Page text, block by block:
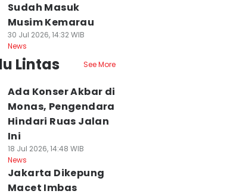
Sudah Masuk
Musim Kemarau
30 Jul 2026, 14:32 WIB
News
Lintas See More
Ada Konser Akbar di
Monas, Pengendara
Hindari Ruas Jalan
Ini
18 Jul 2026, 14:48 WIB
News
Jakarta Dikepung
Macet Imbas